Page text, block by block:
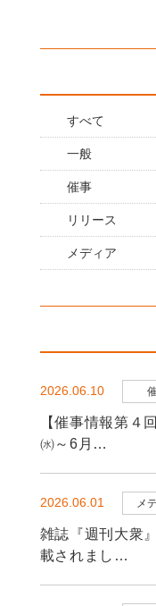
すべて
一般
催事
リリース
メディア
2026.06.10
【催事情報第４
㈬～6月…
2026.06.01 メ
雑誌『週刊大衆
載されまし…